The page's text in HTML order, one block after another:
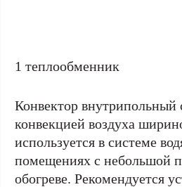
1 теплообменник
Конвектор внутрипольный
конвекцией воздуха
используется в системе
помещениях с небольшой
обогреве. Рекомендуется